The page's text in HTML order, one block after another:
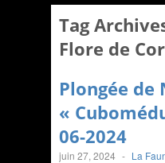
Tag
Flore de
Plongée de
«
06-2024
juin 27, 2024 - La